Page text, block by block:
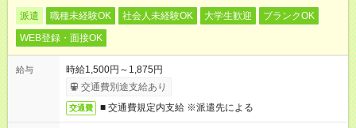
派遣 職種未経験OK 社会人未経験OK 大学生歓迎
ブランクOK
WEB登録・面接OK
給与
時給1,500円～1,875円
交通費別途支給あり
交通費 ■ 交通費規定内支給 ※派遣先による